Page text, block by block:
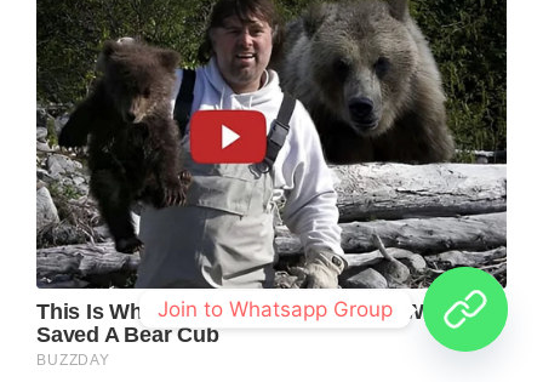
Join to Whatsapp Group